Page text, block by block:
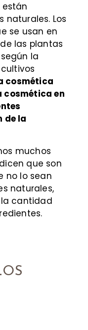
están
naturales. Los
se usan en
las plantas
la
cosmética
cosmética en
de la
muchos
que son
no lo sean
naturales,
cantidad